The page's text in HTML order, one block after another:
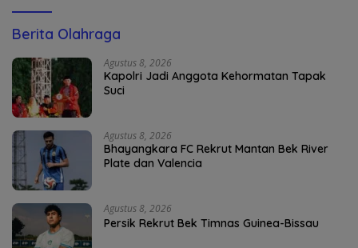
Berita Olahraga
Agustus 8, 2026
Kapolri Jadi Anggota Kehormatan Tapak
Suci
Agustus 8, 2026
Bhayangkara FC Rekrut Mantan Bek River
Plate dan Valencia
Agustus 8, 2026
Persik Rekrut Bek Timnas Guinea-Bissau